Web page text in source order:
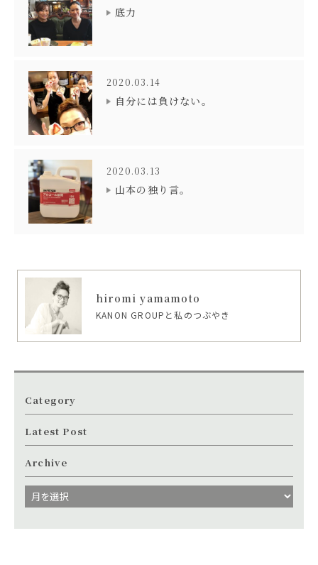
底力
2020.03.14
自分には負けない。
2020.03.13
山本の独り言。
hiromi yamamoto
KANON GROUPと私のつぶやき
Category
Latest Post
Archive